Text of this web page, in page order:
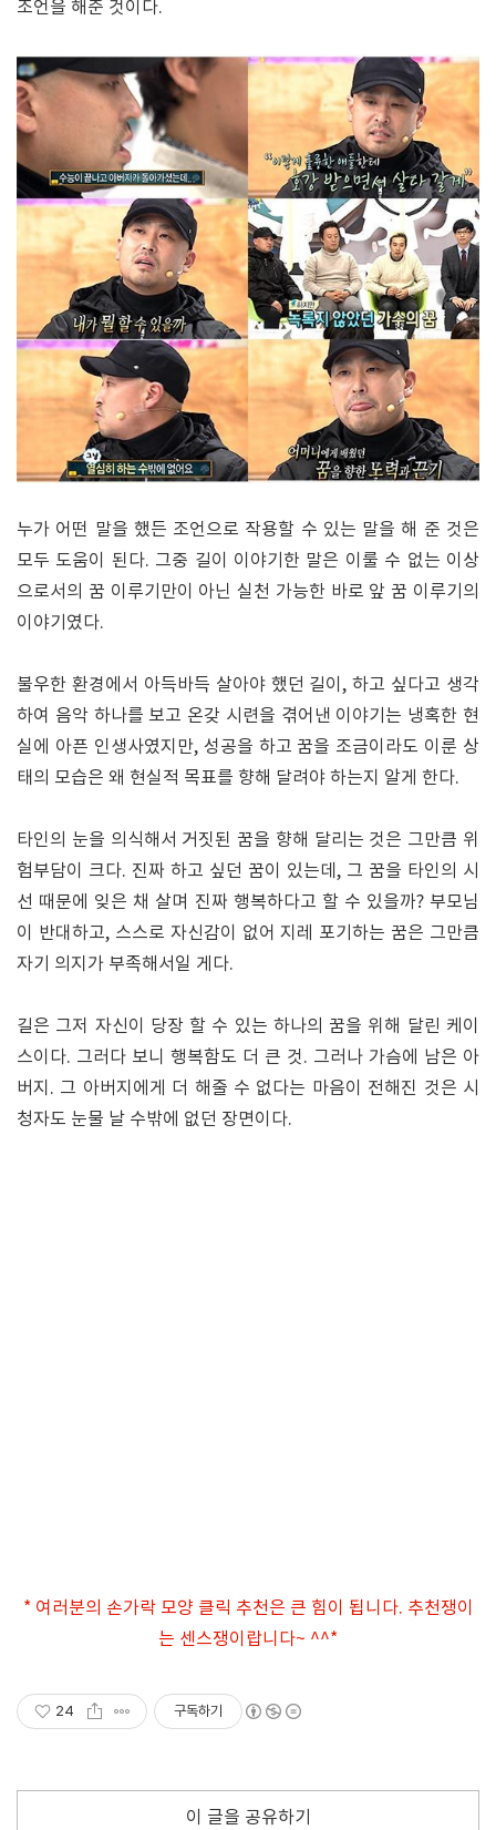
조언을 해준 것이다.
누가 어떤 말을 했든 조언으로 작용할 수 있는 말을 해 준 것은
모두 도움이 된다. 그중 길이 이야기한 말은 이룰 수 없는 이상
으로서의 꿈 이루기만이 아닌 실천 가능한 바로 앞 꿈 이루기의
이야기였다.
불우한 환경에서 아득바득 살아야 했던 길이, 하고 싶다고 생각
하여 음악 하나를 보고 온갖 시련을 겪어낸 이야기는 냉혹한 현
실에 아픈 인생사였지만, 성공을 하고 꿈을 조금이라도 이룬 상
태의 모습은 왜 현실적 목표를 향해 달려야 하는지 알게 한다.
타인의 눈을 의식해서 거짓된 꿈을 향해 달리는 것은 그만큼 위
험부담이 크다. 진짜 하고 싶던 꿈이 있는데, 그 꿈을 타인의 시
선 때문에 잊은 채 살며 진짜 행복하다고 할 수 있을까? 부모님
이 반대하고, 스스로 자신감이 없어 지레 포기하는 꿈은 그만큼
자기 의지가 부족해서일 게다.
길은 그저 자신이 당장 할 수 있는 하나의 꿈을 위해 달린 케이
스이다. 그러다 보니 행복함도 더 큰 것. 그러나 가슴에 남은 아
버지. 그 아버지에게 더 해줄 수 없다는 마음이 전해진 것은 시
청자도 눈물 날 수밖에 없던 장면이다.
* 여러분의 손가락 모양 클릭 추천은 큰 힘이 됩니다. 추천쟁이
는 센스쟁이랍니다~ ^^*
24 구독하기
이 글을 공유하기